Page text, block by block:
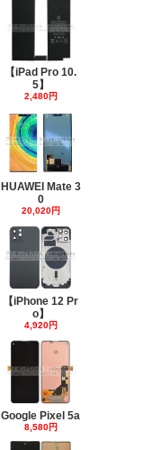
【iPad Pro 10.
5】
2,480円
HUAWEI Mate 3
0
20,020円
【iPhone 12 Pr
o】
4,920円
Google Pixel 5a
8,580円